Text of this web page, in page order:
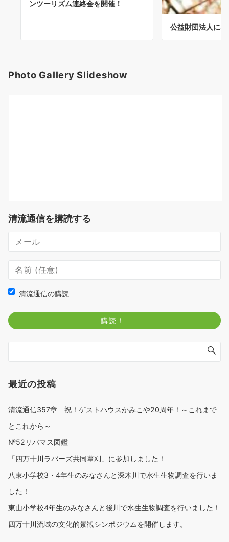
ンツーリズム連絡会を開催！
公益財団法人に
Photo Gallery Slideshow
清流通信を購読する
清流通信の購読
最近の投稿
清流通信357章 祝！ゲストハウスかみこや20周年！～これまで
とこれから～
№52リバマス図鑑
「四万十川ラバーズ共同葦刈」に参加しました！
八束小学校3・4年生のみなさんと深木川で水生生物調査を行いま
した！
東山小学校4年生のみなさんと後川で水生生物調査を行いました！
四万十川流域の文化的景観シンポジウムを開催します。